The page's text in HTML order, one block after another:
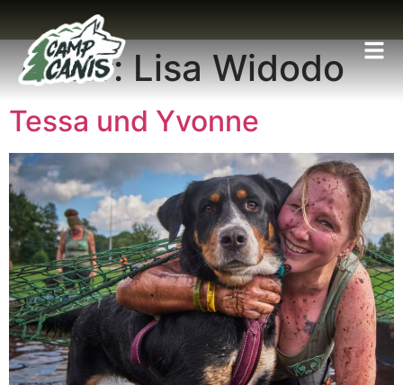
Autor:Lisa Widodo
Tessa und Yvonne